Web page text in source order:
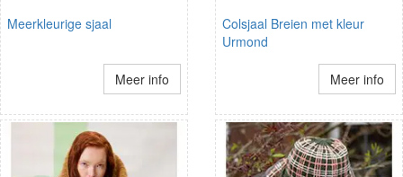
Meerkleurige sjaal
Meer info
Colsjaal Breien met kleur
Urmond
Meer info